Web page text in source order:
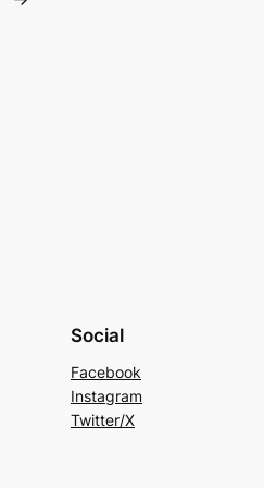
Social
Facebook
Instagram
Twitter/X